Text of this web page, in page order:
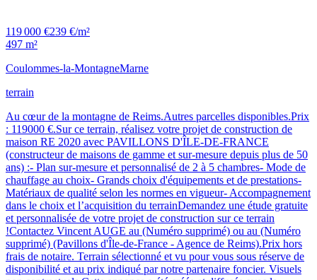
119 000 €239 €/m²
497 m²
Coulommes-la-MontagneMarne
terrain
Au cœur de la montagne de Reims.Autres parcelles disponibles.Prix
: 119000 €.Sur ce terrain, réalisez votre projet de construction de
maison RE 2020 avec PAVILLONS D'ÎLE-DE-FRANCE
(constructeur de maisons de gamme et sur-mesure depuis plus de 50
ans) :- Plan sur-mesure et personnalisé de 2 à 5 chambres- Mode de
chauffage au choix- Grands choix d'équipements et de prestations-
Matériaux de qualité selon les normes en vigueur- Accompagnement
dans le choix et l’acquisition du terrainDemandez une étude gratuite
et personnalisée de votre projet de construction sur ce terrain
!Contactez Vincent AUGE au (Numéro supprimé) ou au (Numéro
supprimé) (Pavillons d'Île-de-France - Agence de Reims).Prix hors
frais de notaire. Terrain sélectionné et vu pour vous sous réserve de
disponibilité et au prix indiqué par notre partenaire foncier. Visuels